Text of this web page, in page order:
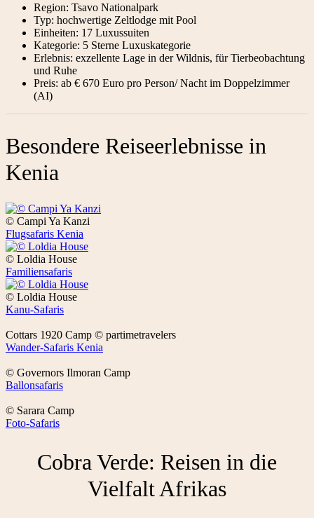
Region: Tsavo Nationalpark
Typ: hochwertige Zeltlodge mit Pool
Einheiten: 17 Luxussuiten
Kategorie: 5 Sterne Luxuskategorie
Erlebnis: exzellente Lage in der Wildnis, für Tierbeobachtung
und Ruhe
Preis: ab € 670 Euro pro Person/ Nacht im Doppelzimmer
(AI)
Besondere Reiseerlebnisse in
Kenia
© Campi Ya Kanzi
Flugsafaris Kenia
© Loldia House
Familiensafaris
© Loldia House
Kanu-Safaris
Cottars 1920 Camp © partimetravelers
Wander-Safaris Kenia
© Governors Ilmoran Camp
Ballonsafaris
© Sarara Camp
Foto-Safaris
Cobra Verde: Reisen in die
Vielfalt Afrikas